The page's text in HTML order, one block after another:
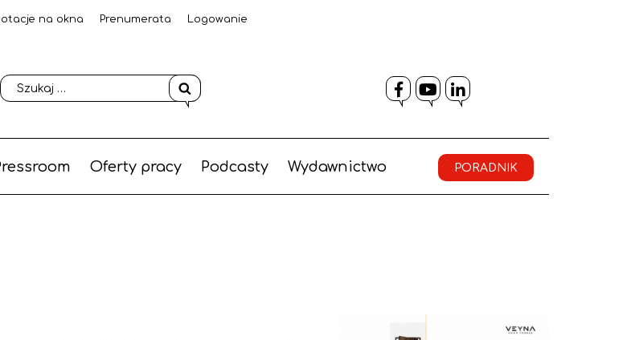
na okna Prenumerata Logowanie
Facebook
YouTube
LinkedIn
Oferty pracy Podcasty Wydawnictwo PORADNIK